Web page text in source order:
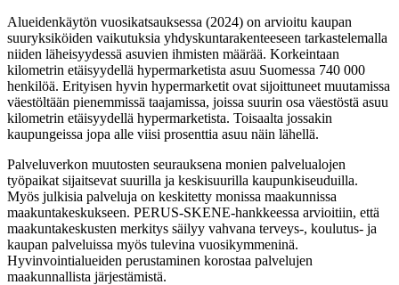
Alueidenkäytön vuosikatsauksessa (2024) on arvioitu kaupan
suuryksiköiden vaikutuksia yhdyskuntarakenteeseen tarkastelemalla
niiden läheisyydessä asuvien ihmisten määrää. Korkeintaan
kilometrin etäisyydellä hypermarketista asuu Suomessa 740 000
henkilöä. Erityisen hyvin hypermarketit ovat sijoittuneet muutamissa
väestöltään pienemmissä taajamissa, joissa suurin osa väestöstä asuu
kilometrin etäisyydellä hypermarketista. Toisaalta jossakin
kaupungeissa jopa alle viisi prosenttia asuu näin lähellä.
Palveluverkon muutosten seurauksena monien palvelualojen
työpaikat sijaitsevat suurilla ja keskisuurilla kaupunkiseuduilla.
Myös julkisia palveluja on keskitetty monissa maakunnissa
maakuntakeskukseen. PERUS-SKENE-hankkeessa arvioitiin, että
maakuntakeskusten merkitys säilyy vahvana terveys-, koulutus- ja
kaupan palveluissa myös tulevina vuosikymmeninä.
Hyvinvointialueiden perustaminen korostaa palvelujen
maakunnallista järjestämistä.